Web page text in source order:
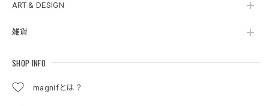
ART & DESIGN
雑貨
SHOP INFO
magnifとは？